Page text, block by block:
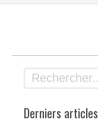
Rechercher
Derniers articles